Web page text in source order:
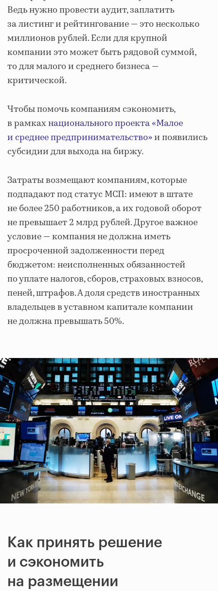
Ведь нужно провести аудит, заплатить
за листинг и рейтингование — это несколько
миллионов рублей. Если для крупной
компании это может быть рядовой суммой,
то для малого и среднего бизнеса —
критической.
Чтобы помочь компаниям сэкономить,
в рамкахнационального проекта «Малое
и среднее предпринимательство»и появились
субсидии для выхода на биржу.
Затраты возмещают компаниям, которые
подпадают под статус МСП: имеют в штате
не более 250 работников, а их годовой оборот
не превышает 2 млрд рублей. Другое важное
условие — компания не должна иметь
просроченной задолженности перед
бюджетом: неисполненных обязанностей
по уплате налогов, сборов, страховых взносов,
пеней, штрафов. А доля средств иностранных
владельцев в уставном капитале компании
не должна превышать 50%.
Как принять решение
и сэкономить
на размещении